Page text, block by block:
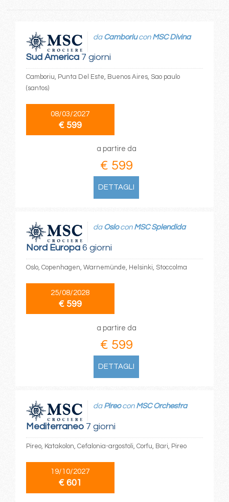
Sud America7 giorni
da Camboriucon MSC Divina
Camboriu, Punta Del Este, Buenos Aires, Sao paulo
(santos)
08/03/2027
€ 599
a partire da
€ 599
DETTAGLI
Nord Europa6 giorni
da Oslocon MSC Splendida
Oslo, Copenhagen, Warnemünde, Helsinki, Stoccolma
25/08/2028
€ 599
a partire da
€ 599
DETTAGLI
Mediterraneo7 giorni
da Pireocon MSC Orchestra
Pireo, Katakolon, Cefalonia-argostoli, Corfu, Bari, Pireo
19/10/2027
€ 601